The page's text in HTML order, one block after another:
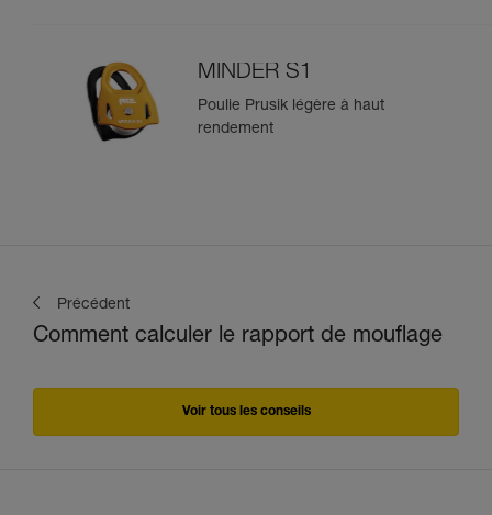
MINDER S1
Poulie Prusik légère à haut
rendement
Précédent
Comment calculer le rapport de mouflage
Voir tous les conseils